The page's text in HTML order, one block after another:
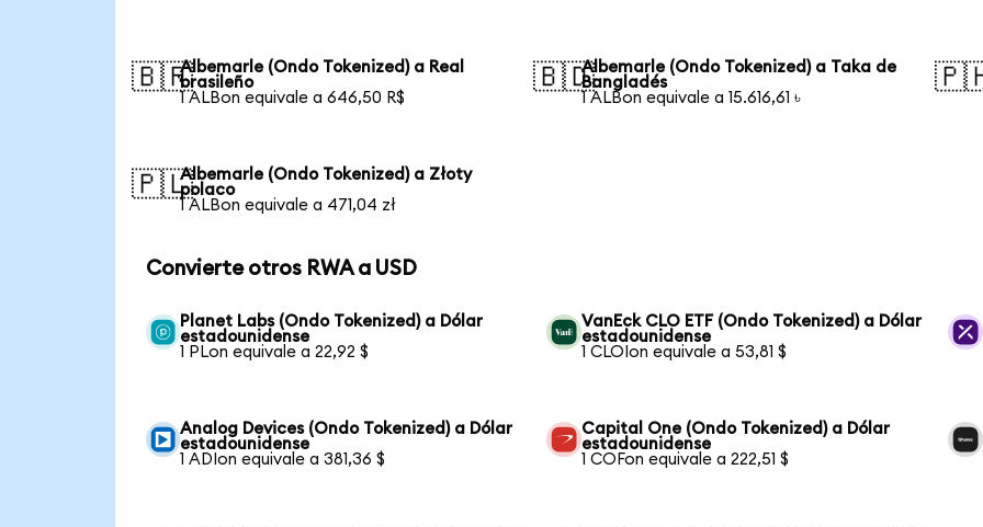
🇧🇷Albemarle (Ondo Tokenized) a Real
brasileño
1 ALBon equivale a 646,50 R$
🇧🇩Albemarle (Ondo Tokenized) a Taka de
Bangladés
1 ALBon equivale a 15.616,61 ৳
🇵🇱Albemarle (Ondo Tokenized) a Złoty
polaco
1 ALBon equivale a 471,04 zł
Convierte otros RWA a USD
Planet Labs (Ondo Tokenized) a Dólar
estadounidense
1 PLon equivale a 22,92 $
VanEck CLO ETF (Ondo Tokenized) a Dólar
estadounidense
1 CLOIon equivale a 53,81 $
Analog Devices (Ondo Tokenized) a Dólar
estadounidense
1 ADIon equivale a 381,36 $
Capital One (Ondo Tokenized) a Dólar
estadounidense
1 COFon equivale a 222,51 $